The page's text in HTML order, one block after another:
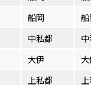
船岡
中私都
大伊
上私都